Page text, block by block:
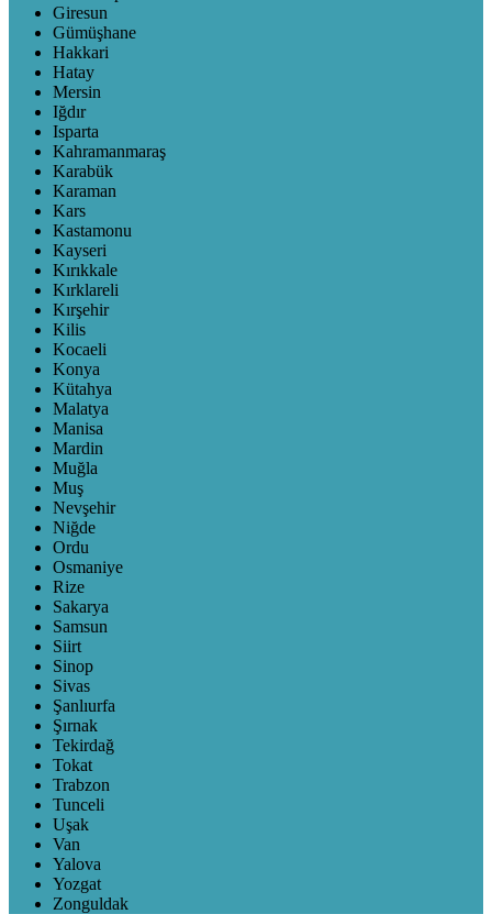
Giresun
Gümüşhane
Hakkari
Hatay
Mersin
Iğdır
Isparta
Kahramanmaraş
Karabük
Karaman
Kars
Kastamonu
Kayseri
Kırıkkale
Kırklareli
Kırşehir
Kilis
Kocaeli
Konya
Kütahya
Malatya
Manisa
Mardin
Muğla
Muş
Nevşehir
Niğde
Ordu
Osmaniye
Rize
Sakarya
Samsun
Siirt
Sinop
Sivas
Şanlıurfa
Şırnak
Tekirdağ
Tokat
Trabzon
Tunceli
Uşak
Van
Yalova
Yozgat
Zonguldak